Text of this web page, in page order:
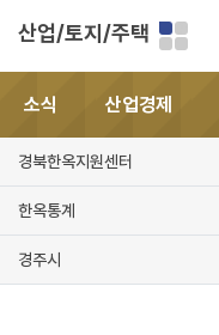
산업/토지/주택
소식 산업경제
경북한옥지원센터
한옥통계
경주시